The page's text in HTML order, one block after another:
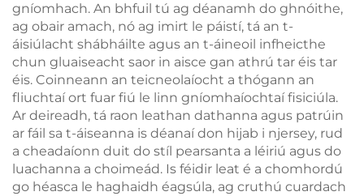
gníomhach. An bhfuil tú ag déanamh do ghnóithe,
ag obair amach, nó ag imirt le páistí, tá an t-
áisiúlacht shábháilte agus an t-áineoil infheicthe
chun gluaiseacht saor in aisce gan athrú tar éis tar
éis. Coinneann an teicneolaíocht a thógann an
fliuchtaí ort fuar fiú le linn gníomhaíochtaí fisiciúla.
Ar deireadh, tá raon leathan dathanna agus patrúin
ar fáil sa t-áiseanna is déanaí don hijab i njersey, rud
a cheadaíonn duit do stíl pearsanta a léiriú agus do
luachanna a choimeád. Is féidir leat é a chomhordú
go héasca le haghaidh éagsúla, ag cruthú cuardach